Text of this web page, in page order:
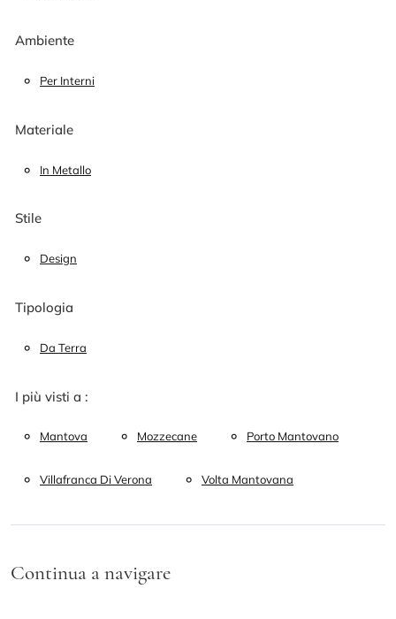
Ambiente
Per Interni
Materiale
In Metallo
Stile
Design
Tipologia
Da Terra
I più visti a :
Mantova Mozzecane Porto Mantovano
Villafranca Di Verona Volta Mantovana
Continua a navigare